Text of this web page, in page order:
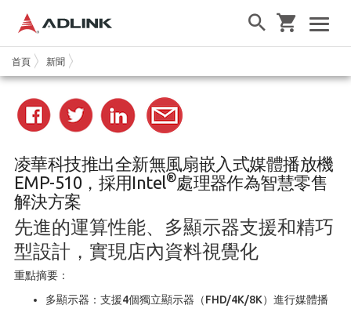
首頁 新聞
凌華科技推出全新無風扇嵌入式媒體播放機
EMP-510，採用Intel®處理器作為智慧零售
解決方案
先進的運算性能、多顯示器支援和精巧
型設計，實現店內資料視覺化
重點摘要：
多顯示器：支援4個獨立顯示器（FHD/4K/8K）進行媒體播